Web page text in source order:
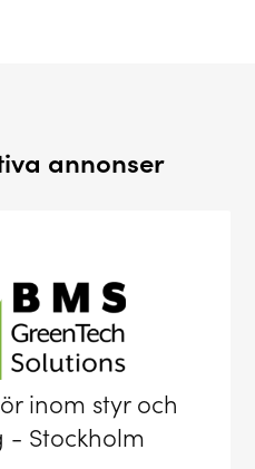
annonser
inom styr och
- Stockholm